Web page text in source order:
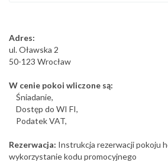
Adres:
ul. Oławska 2
50-123 Wrocław
W cenie pokoi wliczone są:
Śniadanie,
Dostęp do WI FI,
Podatek VAT,
Rezerwacja: Instrukcja rezerwacji pokoju
wykorzystanie kodu promocyjnego